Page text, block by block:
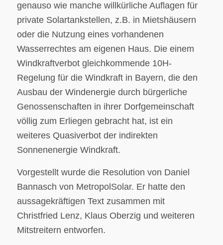
genauso wie manche willkürliche Auflagen für
private Solartankstellen, z.B. in Mietshäusern
oder die Nutzung eines vorhandenen
Wasserrechtes am eigenen Haus. Die einem
Windkraftverbot gleichkommende 10H-
Regelung für die Windkraft in Bayern, die den
Ausbau der Windenergie durch bürgerliche
Genossenschaften in ihrer Dorfgemeinschaft
völlig zum Erliegen gebracht hat, ist ein
weiteres Quasiverbot der indirekten
Sonnenenergie Windkraft.
Vorgestellt wurde die Resolution von Daniel
Bannasch von MetropolSolar. Er hatte den
aussagekräftigen Text zusammen mit
Christfried Lenz, Klaus Oberzig und weiteren
Mitstreitern entworfen.